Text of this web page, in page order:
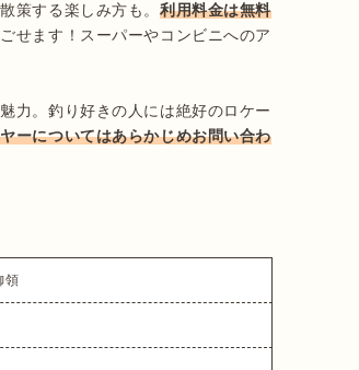
策する楽しみ方も。 利用料金は無料
せます！スーパーやコンビニへのア
力。釣り好きの人には絶好のロケー
ーについてはあらかじめお問い合わ
領